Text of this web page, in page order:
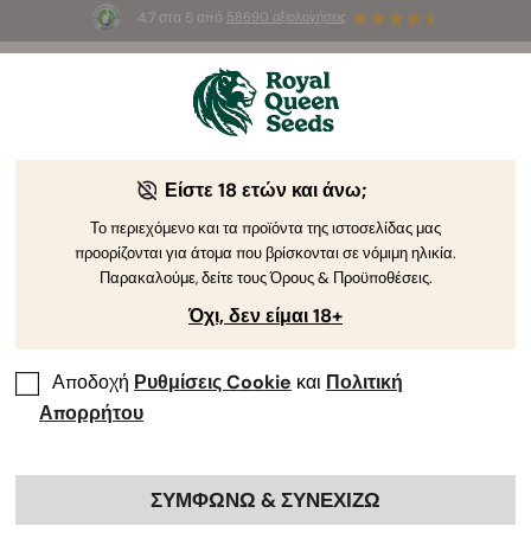
4.7 στα 5 από 58690 αξιολογήσεις
3 σπόρους White Widow AutoΔΩΡΕΑΝ για τους
Είστε 18 ετών και άνω;
Το περιεχόμενο και τα προϊόντα της ιστοσελίδας μας
προορίζονται για άτομα που βρίσκονται σε νόμιμη ηλικία.
Παρακαλούμε, δείτε τους Όρους & Προϋποθέσεις.
Όχι, δεν είμαι 18+
Αποδοχή Ρυθμίσεις Cookie και Πολιτική
Απορρήτου
ΣΥΜΦΩΝΩ & ΣΥΝΕΧΙΖΩ